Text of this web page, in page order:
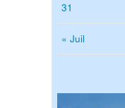
« Juil
31